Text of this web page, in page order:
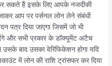
सकते हैं इसके लिए आपके नजदीकी
आप पर पर्सनल लोन लेने संबंधी
पत्र दिया जाएगा जिसमें जो भी
देंगे और सभी प्रकार के डॉक्यूमेंट अटैच
बाद उसका वेरिफिकेशन होगा यदि
में लोन की राशि ट्रांसफर कर दिया